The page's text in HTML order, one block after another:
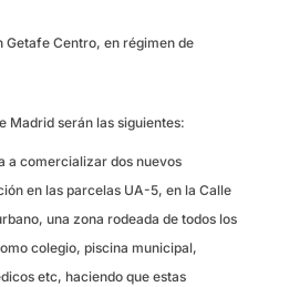
Getafe Centro, en régimen de
Madrid serán las siguientes:
a comercializar dos nuevos
en las parcelas UA-5, en la Calle
una zona rodeada de todos los
colegio, piscina municipal,
etc, haciendo que estas